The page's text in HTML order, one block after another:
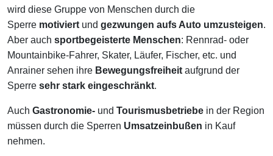
wird diese Gruppe von Menschen durch die
Sperre motiviert und gezwungen aufs Auto umzusteigen.
Aber auch sportbegeisterte Menschen: Rennrad- oder
Mountainbike-Fahrer, Skater, Läufer, Fischer, etc. und
Anrainer sehen ihre Bewegungsfreiheit aufgrund der
Sperre sehr stark eingeschränkt.
Auch Gastronomie- und Tourismusbetriebe in der Region
müssen durch die Sperren Umsatzeinbußen in Kauf
nehmen.